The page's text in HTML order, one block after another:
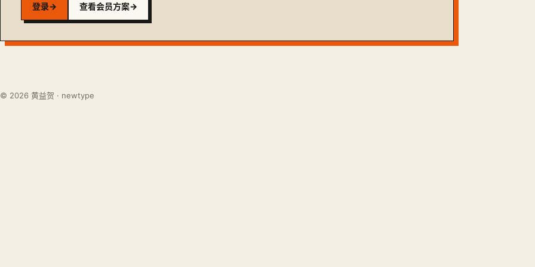
登录→ 查看会员方案→
© 2026 黄益贺 · newtype